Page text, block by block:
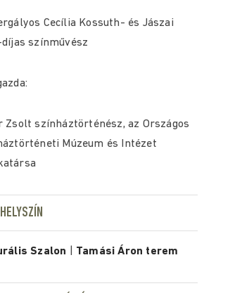
Cecília Kossuth- és Jászai
díjas színművész
Zsolt színháztörténész, az Országos
Múzeum és Intézet
HELYSZÍN
Szalon Tamási Áron terem